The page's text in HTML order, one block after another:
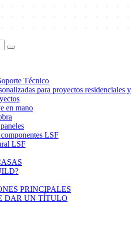
Técnico
para proyectos residenciales
en mano
LSF
LSF
PRINCIPALES
DAR UN TÍTULO